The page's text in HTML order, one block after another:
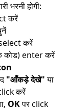
भरनी होगी:
करें
select करें
कोड) enter करें
"आँकड़े देखे" या
करें​
OK पर click